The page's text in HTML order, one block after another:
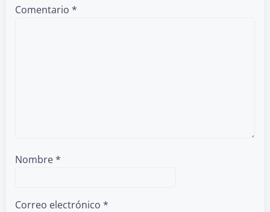
Comentario *
Nombre*
Correo electrónico *